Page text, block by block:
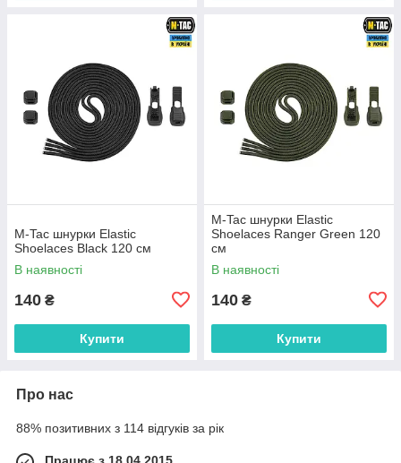
M-Tac шнурки Elastic
Shoelaces Black 120 см
В наявності
140 ₴
Купити
M-Tac шнурки Elastic
Shoelaces Ranger Green 120
см
В наявності
140 ₴
Купити
Про нас
88% позитивних з 114 відгуків за рік